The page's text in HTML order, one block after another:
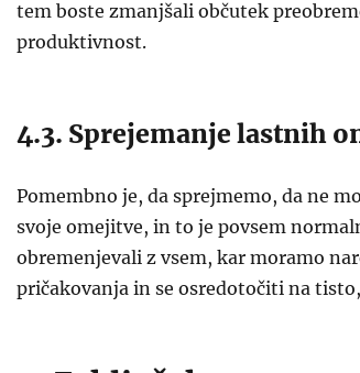
tem boste zmanjšali občutek
produktivnost.
4.3. Sprejemanje lastnih
Pomembno je, da sprejmemo, da ne
svoje omejitve, in to je povsem
obremenjevali z vsem, kar moramo
pričakovanja in se osredotočiti na